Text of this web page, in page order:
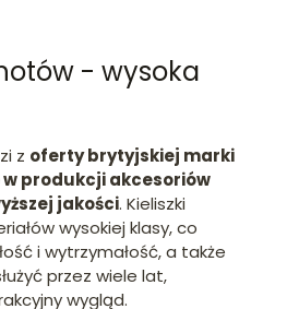
- wysoka
z oferty brytyjskiej marki
produkcji akcesoriów
jakości. Kieliszki
wysokiej klasy, co
i wytrzymałość, a także
przez wiele lat,
wygląd.